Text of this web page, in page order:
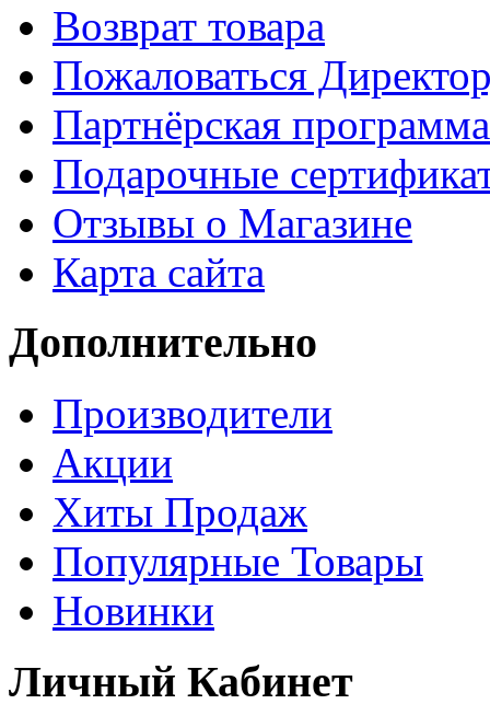
Возврат товара
Пожаловаться
Партнёрская программа
Подарочные
Отзывы о Магазине
Карта сайта
Дополнительно
Производители
Акции
Хиты Продаж
Популярные Товары
Новинки
Личный Кабинет